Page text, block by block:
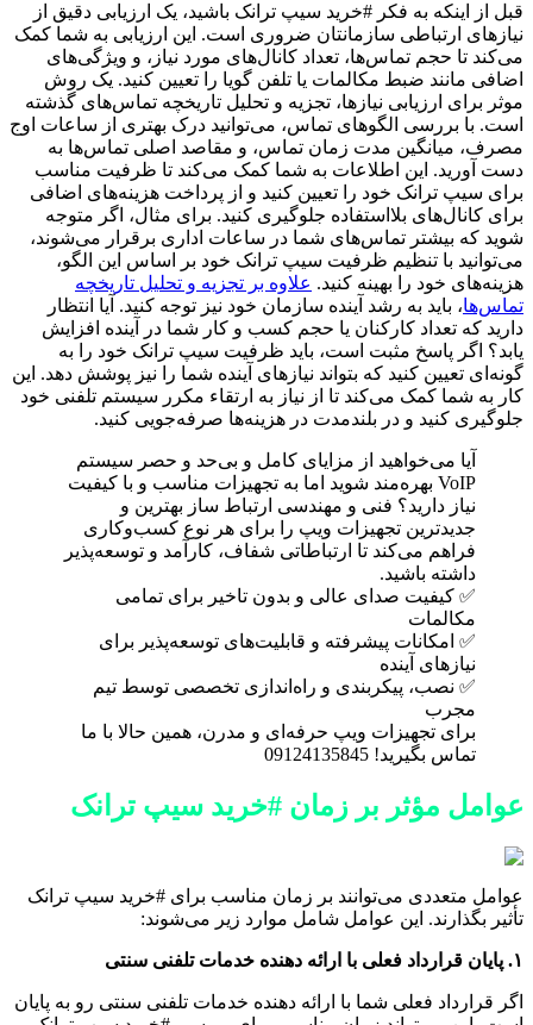
قبل از اینکه به فکر #خرید سیپ ترانک باشید، یک ارزیابی دقیق از
نیازهای ارتباطی سازمانتان ضروری است. این ارزیابی به شما کمک
می‌کند تا حجم تماس‌ها، تعداد کانال‌های مورد نیاز، و ویژگی‌های
اضافی مانند ضبط مکالمات یا تلفن گویا را تعیین کنید. یک روش
موثر برای ارزیابی نیازها، تجزیه و تحلیل تاریخچه تماس‌های گذشته
است. با بررسی الگوهای تماس، می‌توانید درک بهتری از ساعات اوج
مصرف، میانگین مدت زمان تماس، و مقاصد اصلی تماس‌ها به
دست آورید. این اطلاعات به شما کمک می‌کند تا ظرفیت مناسب
برای سیپ ترانک خود را تعیین کنید و از پرداخت هزینه‌های اضافی
برای کانال‌های بلااستفاده جلوگیری کنید. برای مثال، اگر متوجه
شوید که بیشتر تماس‌های شما در ساعات اداری برقرار می‌شوند،
می‌توانید با تنظیم ظرفیت سیپ ترانک خود بر اساس این الگو،
هزینه‌های خود را بهینه کنید. علاوه بر تجزیه و تحلیل تاریخچه
تماس‌ها، باید به رشد آینده سازمان خود نیز توجه کنید. آیا انتظار
دارید که تعداد کارکنان یا حجم کسب و کار شما در آینده افزایش
یابد؟ اگر پاسخ مثبت است، باید ظرفیت سیپ ترانک خود را به
گونه‌ای تعیین کنید که بتواند نیازهای آینده شما را نیز پوشش دهد. این
کار به شما کمک می‌کند تا از نیاز به ارتقاء مکرر سیستم تلفنی خود
جلوگیری کنید و در بلندمدت در هزینه‌ها صرفه‌جویی کنید.
آیا می‌خواهید از مزایای کامل و بی‌حد و حصر سیستم
VoIP بهره‌مند شوید اما به تجهیزات مناسب و با کیفیت
نیاز دارید؟ فنی و مهندسی ارتباط ساز بهترین و
جدیدترین تجهیزات ویپ را برای هر نوع کسب‌وکاری
فراهم می‌کند تا ارتباطاتی شفاف، کارآمد و توسعه‌پذیر
داشته باشید.
✅ کیفیت صدای عالی و بدون تاخیر برای تمامی
مکالمات
✅ امکانات پیشرفته و قابلیت‌های توسعه‌پذیر برای
نیازهای آینده
✅ نصب، پیکربندی و راه‌اندازی تخصصی توسط تیم
مجرب
برای تجهیزات ویپ حرفه‌ای و مدرن، همین حالا با ما
تماس بگیرید! 09124135845
عوامل مؤثر بر زمان #خرید سیپ ترانک
عوامل متعددی می‌توانند بر زمان مناسب برای #خرید سیپ ترانک
تأثیر بگذارند. این عوامل شامل موارد زیر می‌شوند:
۱. پایان قرارداد فعلی با ارائه دهنده خدمات تلفنی سنتی
اگر قرارداد فعلی شما با ارائه دهنده خدمات تلفنی سنتی رو به پایان